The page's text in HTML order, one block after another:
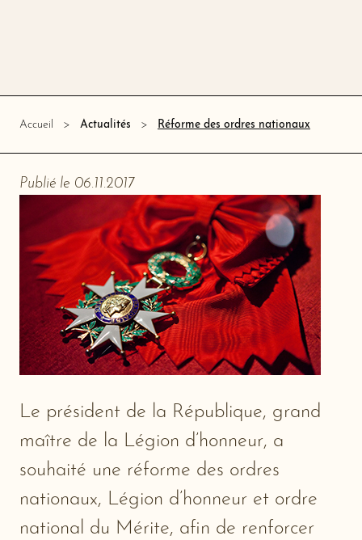
Accueil Actualités Réforme des ordres nationaux
Publié le 06.11.2017
Le président de la République, grand
maître de la Légion d’honneur, a
souhaité une réforme des ordres
nationaux, Légion d’honneur et ordre
national du Mérite, afin de renforcer